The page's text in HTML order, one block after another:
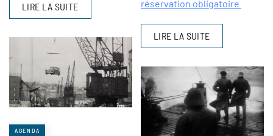
LIRE LA SUITE
AGENDA
réservation obligatoire
LIRE LA SUITE